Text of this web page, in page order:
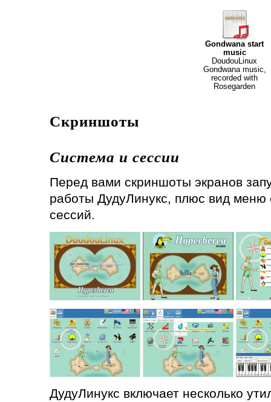
Gondwana start
music
DoudouLinux
Gondwana music,
recorded with
Rosegarden
Скриншоты
Система и сессии
Перед вами скриншоты экранов
работы ДудуЛинукс, плюс вид меню
сессий.
ДудуЛинукс включает несколько